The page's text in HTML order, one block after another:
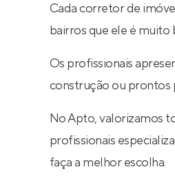
Cada corretor de
bairros que ele é muito
Os profissionais
construção ou prontos
No Apto, valorizamos
profissionais
faça a melhor escolha.